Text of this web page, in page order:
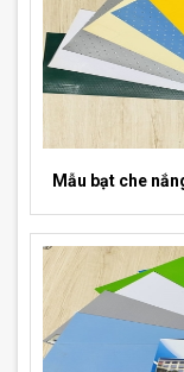
Mẫu bạt che